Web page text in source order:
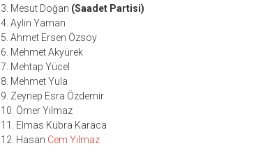
3. Mesut Doğan (Saadet Partisi)
4. Aylin Yaman
5. Ahmet Ersen Özsoy
6. Mehmet Akyürek
7. Mehtap Yücel
8. Mehmet Yula
9. Zeynep Esra Özdemir
10. Ömer Yılmaz
11. Elmas Kübra Karaca
12. Hasan Cem Yılmaz